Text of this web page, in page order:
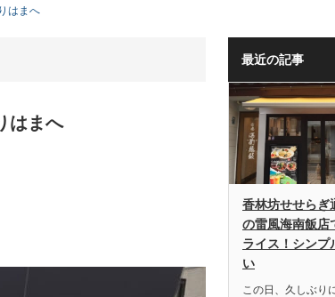
はまへ
はまへ
最近の記事
香林坊せせらぎ
の雷風海南飯店
ライス！シンプ
い
この日、久しぶり